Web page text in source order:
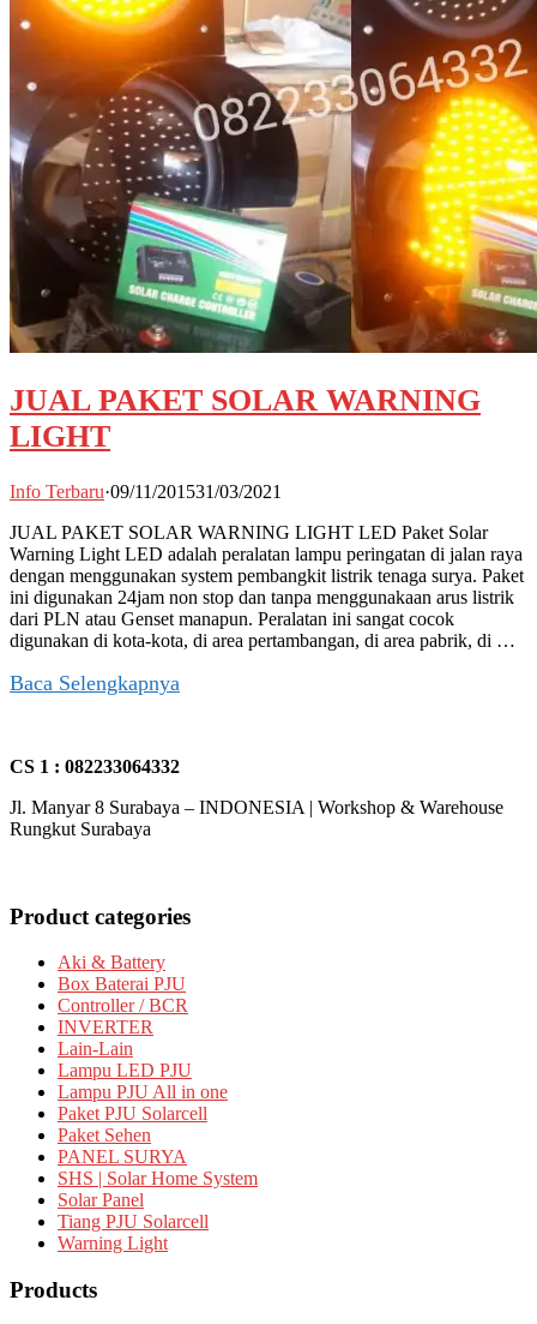
JUAL PAKET SOLAR WARNING
LIGHT
Info Terbaru·09/11/201531/03/2021
JUAL PAKET SOLAR WARNING LIGHT LED Paket Solar
Warning Light LED adalah peralatan lampu peringatan di jalan raya
dengan menggunakan system pembangkit listrik tenaga surya. Paket
ini digunakan 24jam non stop dan tanpa menggunakaan arus listrik
dari PLN atau Genset manapun. Peralatan ini sangat cocok
digunakan di kota-kota, di area pertambangan, di area pabrik, di …
Baca Selengkapnya
CS 1 : 082233064332
Jl. Manyar 8 Surabaya – INDONESIA | Workshop & Warehouse
Rungkut Surabaya
Product categories
Aki & Battery
Box Baterai PJU
Controller / BCR
INVERTER
Lain-Lain
Lampu LED PJU
Lampu PJU All in one
Paket PJU Solarcell
Paket Sehen
PANEL SURYA
SHS | Solar Home System
Solar Panel
Tiang PJU Solarcell
Warning Light
Products